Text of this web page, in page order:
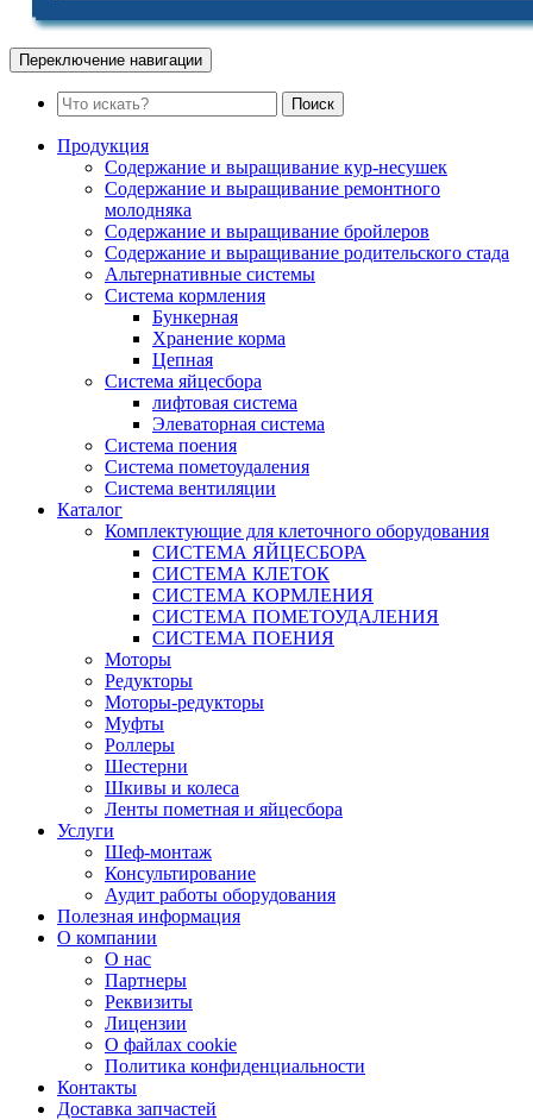
Переключение навигации
Поиск
Продукция
Содержание и выращивание кур-несушек
Содержание и выращивание ремонтного
молодняка
Содержание и выращивание бройлеров
Содержание и выращивание родительского стада
Альтернативные системы
Система кормления
Бункерная
Хранение корма
Цепная
Система яйцесбора
лифтовая система
Элеваторная система
Система поения
Система пометоудаления
Система вентиляции
Каталог
Комплектующие для клеточного оборудования
СИСТЕМА ЯЙЦЕСБОРА
СИСТЕМА КЛЕТОК
СИСТЕМА КОРМЛЕНИЯ
СИСТЕМА ПОМЕТОУДАЛЕНИЯ
СИСТЕМА ПОЕНИЯ
Моторы
Редукторы
Моторы-редукторы
Муфты
Роллеры
Шестерни
Шкивы и колеса
Ленты пометная и яйцесбора
Услуги
Шеф-монтаж
Консультирование
Аудит работы оборудования
Полезная информация
О компании
О нас
Партнеры
Реквизиты
Лицензии
О файлах cookie
Политика конфиденциальности
Контакты
Доставка запчастей